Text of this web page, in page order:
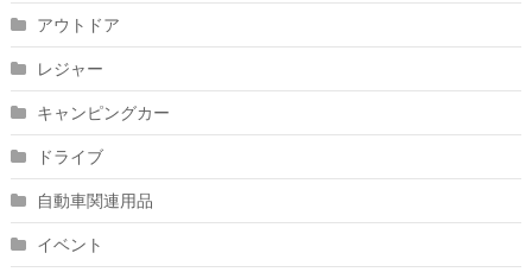
アウトドア
レジャー
キャンピングカー
ドライブ
自動車関連用品
イベント